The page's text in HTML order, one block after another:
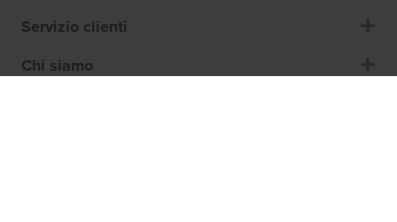
Servizio clienti
Chi siamo